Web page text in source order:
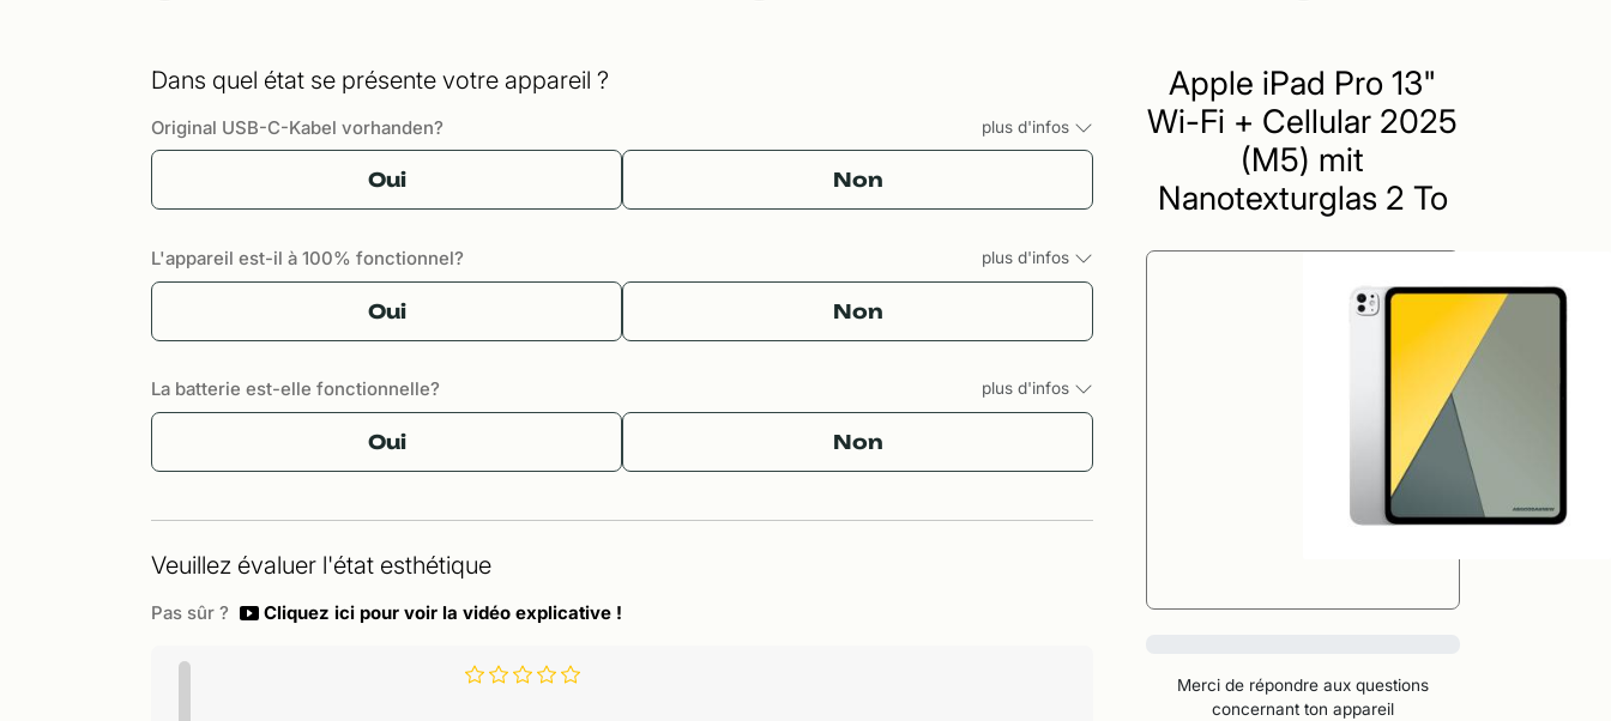
Dans quel état se présente votre appareil ?
Original USB-C-Kabel vorhanden? plus d'infos
Oui Non
L'appareil est-il à 100% fonctionnel? plus d'infos
Oui Non
La batterie est-elle fonctionnelle? plus d'infos
Oui Non
Veuillez évaluer l'état esthétique
Pas sûr ? Cliquez ici pour voir la vidéo explicative !
Apple iPad Pro 13"
Wi-Fi + Cellular 2025
(M5) mit
Nanotexturglas 2 To
Merci de répondre aux questions
concernant ton appareil